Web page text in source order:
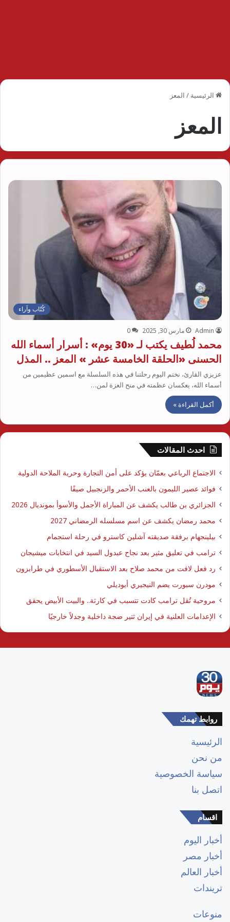
الرئيسية / المعز
المعز
كُتّاب وآراء
Admin مارس 30, 2025 0
محمد لُطيف يكتب لـ «30 يوم» : أسرار أسماء الله
الحسنى «الحلقة الخامسة عشر » المعز .. المذل
عزيزي القارئ، نختم اليوم رحلتنا في هذه السلسلة مع اسمين عظيمين من
أسماء الله، يعكسان عظمته في منح العزة لمن…
أكمل القراءة »
احدث المقالات
الاجتماع الرباعي بعمّان يؤكد على أمن التجارة وحرية الملاحة الدولية
فوائد عصير الليمون بالعنب الأحمر والزنجبيل صيفًا
الجزائري بن طالب يكشف عن المباراة الأجمل والأسوأ بمونديال 2026
محمد رمضان يكشف عن اسم مسلسله الرمضاني 2027
بيلينجهام برفقة صديقته آشلين كاسترو في رحلة استجمام
ترامب في تعليق مثير بعد نجاح عبدول السيد في انتخابات ميشيجان
رد فعل لافت من محمد صلاح بعد الاستقبال الأسطوري في طرابزون
مودرن سبورت يضم النيجيري أيوديلي
مروحية تُقل ترامب كادت تتسبب في كارثة.. والبيت الأبيض يحقق
الإعدامات العلنية في إيران ثتير ضجة داخلية وجدلاً خارجيًا
روابط تهمك
الرئيسية
من نحن
سياسة الخصوصية
اتصل بنا
اقسام
أخبار اليوم
أخبار مصر
أخبار العالم
تريندات
منوعات